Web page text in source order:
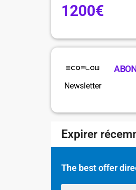
1200€
Newsletter
Expirer
The best offer